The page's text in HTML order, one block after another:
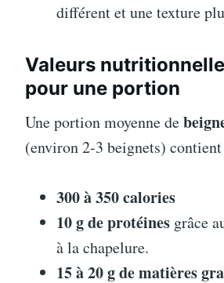
différent et une texture
Valeurs
pour une portion
Une portion moyenne de
(environ 2-3 beignets)
300 à 350 calories
10 g de protéines grâce
à la chapelure.
15 à 20 g de matières